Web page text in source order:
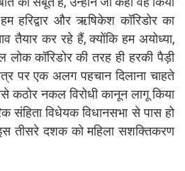
हरिद्वार और ऋषिकेश कॉरिडोर का
तैयार कर रहे हैं, क्योंकि हम अयोध्या,
लोक कॉरिडोर की तरह ही हरकी पैड़ी
पर एक अलग पहचान दिलाना चाहते
कठोर नकल विरोधी कानून लागू किया
संहिता विधेयक विधानसभा से पास हो
तीसरे दशक को महिला सशक्तिकरण